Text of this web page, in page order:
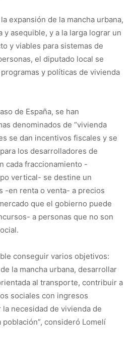
expansión de la mancha urbana,
y asequible, y a la larga lograr un
y viables para sistemas de
el diputado local se
y políticas de vivienda
de España, se han
denominados de “vivienda
se dan incentivos fiscales y se
los desarrolladores de
cada fraccionamiento -
vertical- se destine un
-en renta o venta- a precios
que el gobierno puede
a personas que no son
conseguir varios objetivos:
la mancha urbana, desarrollar
al transporte, contribuir a
sociales con ingresos
necesidad de vivienda de
consideró Lomelí